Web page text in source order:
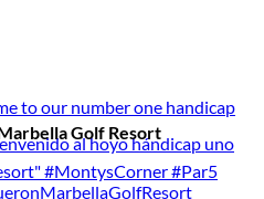
Golf Resort